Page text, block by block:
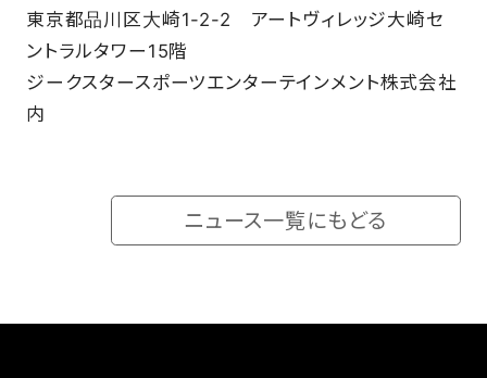
東京都品川区大崎1-2-2 アートヴィレッジ大崎セ
ントラルタワー15階
ジークスタースポーツエンターテインメント株式会社
内
ニュース一覧にもどる